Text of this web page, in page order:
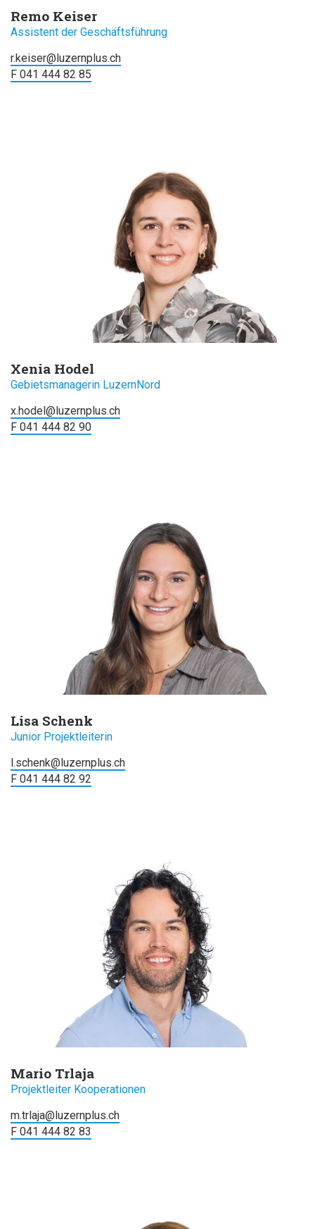
Remo Keiser
Assistent der Geschäftsführung
r.keiser@luzernplus.ch
F 041 444 82 85
Xenia Hodel
Gebietsmanagerin LuzernNord
x.hodel@luzernplus.ch
F 041 444 82 90
Lisa Schenk
Junior Projektleiterin
l.schenk@luzernplus.ch
F 041 444 82 92
Mario Trlaja
Projektleiter Kooperationen
m.trlaja@luzernplus.ch
F 041 444 82 83